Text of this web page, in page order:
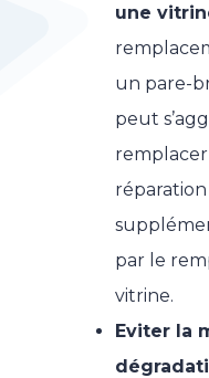
une
un pare-
peut
par le
vitrine.
Eviter la